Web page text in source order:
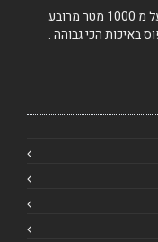
המפעל דפוס שלנו בירושלים משתטח על מעל מ 1000 מטר מרובע
באיכות הכי גבוהה .